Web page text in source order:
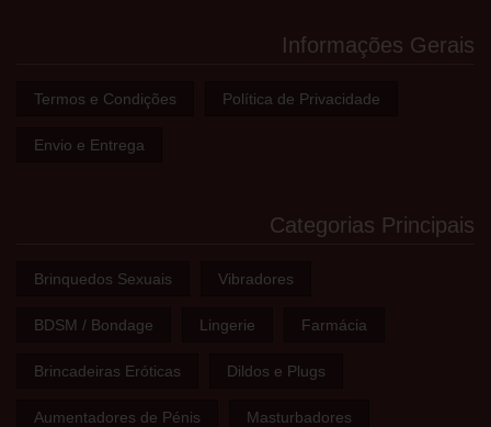
Informações Gerais
Termos e Condições Política de Privacidade
Envio e Entrega
Categorias Principais
Brinquedos Sexuais Vibradores
BDSM / Bondage Lingerie Farmácia
Brincadeiras Eróticas Dildos e Plugs
Aumentadores de Pénis Masturbadores